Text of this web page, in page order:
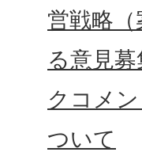
営戦略
る意見
クコメ
ついて